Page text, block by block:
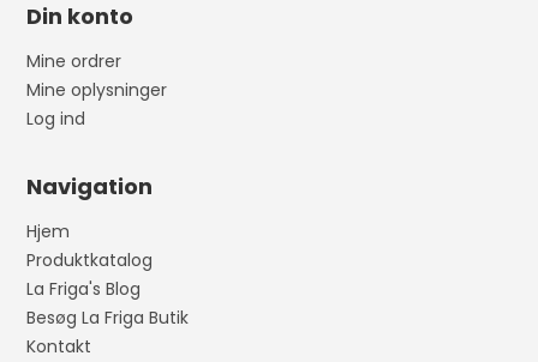
Din konto
Mine ordrer
Mine oplysninger
Log ind
Navigation
Hjem
Produktkatalog
La Friga's Blog
Besøg La Friga Butik
Kontakt